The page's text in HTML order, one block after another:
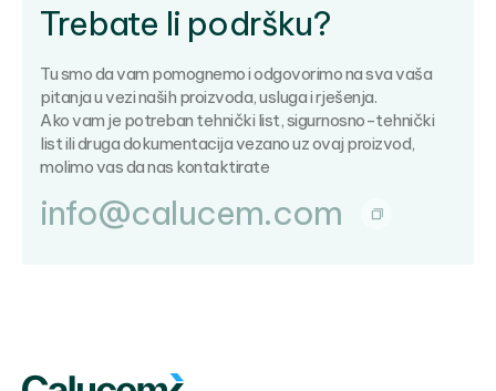
Trebate li podršku?
Tu smo da vam pomognemo i odgovorimo na sva vaša
pitanja u vezi naših proizvoda, usluga i rješenja.
Ako vam je potreban tehnički list, sigurnosno-tehnički
list ili druga dokumentacija vezano uz ovaj proizvod,
molimo vas da nas kontaktirate
info@calucem.com